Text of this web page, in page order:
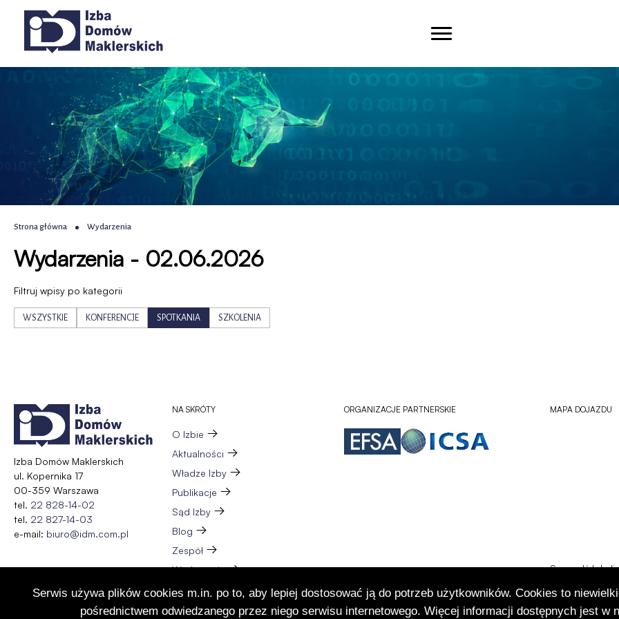
Serwis używa plików cookies m.in. po to, aby lepiej dostosować ją do potrzeb użytkowników. Cookies to
pośrednictwem odwiedzanego przez niego serwisu internetowego. Więcej informacji dostępnych jest w
Wydarzenia
Izba
Domów
Maklerskich
Przejdź
głównego
Przejdź
Przejdź
wyszukiwania
Przejdź
nawigacja
Ścieżka
nawigacyjna
Strona główna Wydarzenia
Wydarzenia - 02.06.2026
Filtruj wpisy po kategorii
WSZYSTKIE KONFERENCJE SPOTKANIA SZKOLENIA
Izba Domów Maklerskich
ul. Kopernika 17
00-359 Warszawa
tel. 22 828-14-02
tel. 22 827-14-03
e-mail: biuro@idm.com.pl
NA SKRÓTY
O Izbie
Aktualności
Władze Izby
Publikacje
Sąd Izby
Blog
Zespół
Wydarzenia
Członkostwo
Kontakt
ORGANIZACJE PARTNERSKIE MAPA DOJAZDU
Sprawdź
się
w
nowej